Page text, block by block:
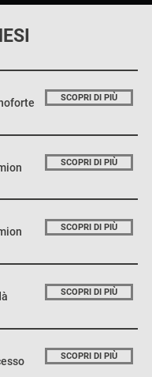
SCOPRI DI PIÙ
SCOPRI DI PIÙ
SCOPRI DI PIÙ
SCOPRI DI PIÙ
SCOPRI DI PIÙ